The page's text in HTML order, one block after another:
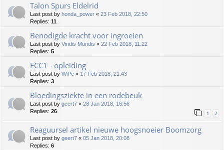
Talon Spurs Eldelrid
Last post by honda_power « 23 Feb 2018, 22:50
Replies: 11
Benodigde kracht voor ingroeien
Last post by Viridis Mundis « 22 Feb 2018, 11:22
Replies: 5
ECC1 - opleiding
Last post by WiPe « 17 Feb 2018, 21:43
Replies: 3
Bloedingsziekte in een rodebeuk
Last post by geert7 « 28 Jan 2018, 16:56
Replies: 26 1 2
Reaguursel artikel nieuwe hoogsnoeier Boomzorg
Last post by geert7 « 05 Jan 2018, 20:08
Replies: 6